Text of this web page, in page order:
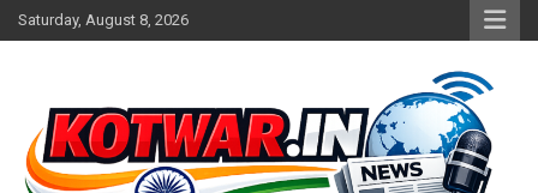
Skip
to
Saturday, August 8, 2026